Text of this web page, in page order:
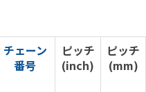
チェーン
番号
ピッチ
(inch)
ピッチ
(mm)